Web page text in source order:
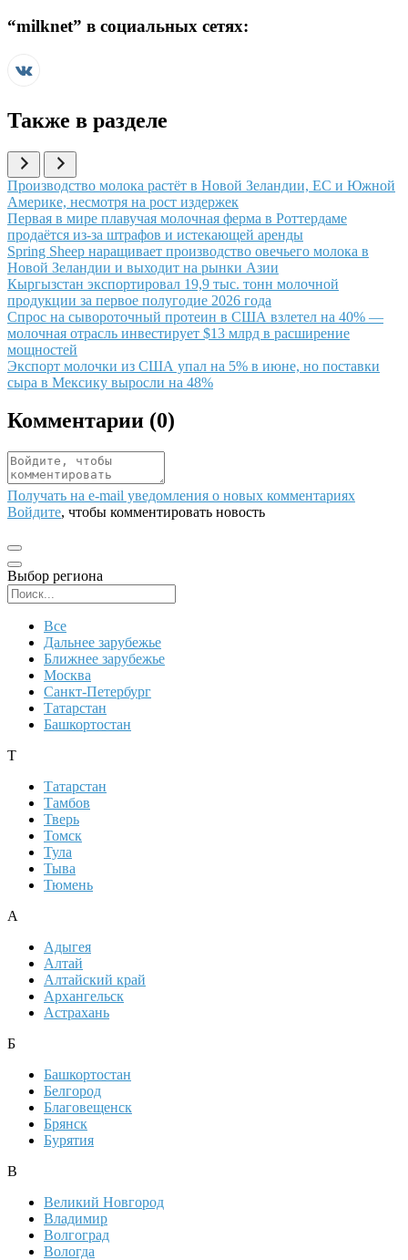
“milknet” в социальных сетях:
Также в разделе
Иллюстрация новости
Производство молока растёт в Новой Зеландии, ЕС и Южной
Америке, несмотря на рост издержек
Иллюстрация новости
Первая в мире плавучая молочная ферма в Роттердаме
продаётся из-за штрафов и истекающей аренды
Иллюстрация новости
Spring Sheep наращивает производство овечьего молока в
Новой Зеландии и выходит на рынки Азии
Иллюстрация новости
Кыргызстан экспортировал 19,9 тыс. тонн молочной
продукции за первое полугодие 2026 года
Иллюстрация новости
Спрос на сывороточный протеин в США взлетел на 40% —
молочная отрасль инвестирует $13 млрд в расширение
мощностей
Иллюстрация новости
Экспорт молочки из США упал на 5% в июне, но поставки
сыра в Мексику выросли на 48%
Комментарии (0)
Получать на e‑mail уведомления о новых комментариях
Войдите, чтобы комментировать новость
Выбор региона
Все
Дальнее зарубежье
Ближнее зарубежье
Москва
Санкт-Петербург
Татарстан
Башкортостан
Т
Татарстан
Тамбов
Тверь
Томск
Тула
Тыва
Тюмень
А
Адыгея
Алтай
Алтайский край
Архангельск
Астрахань
Б
Башкортостан
Белгород
Благовещенск
Брянск
Бурятия
В
Великий Новгород
Владимир
Волгоград
Вологда